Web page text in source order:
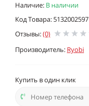
Наличие: В наличии
Код Товара: 5132002597
Отзывы:(0)
Производитель: Ryobi
Купить в один клик